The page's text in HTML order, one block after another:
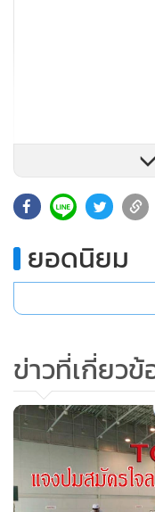
ส่วนดัชนีความเชื่อมั่นข
ลดลงจากระดับ 54.7 เ
ได้และการควบคุมต้นทุ
ตัว สำหรับปัจจัยที่ผู้ประ
เป็นอันดับที่ 1 คือ ภาวะ
อันดับ 2 จะแตกต่างกั
และภาคกลาง ยังกังว
และตามมาด้วยความกั
เนื่องจากรายได้ภาคเก
ยอดนิยม
ข่าวที่เกี่ยวข้